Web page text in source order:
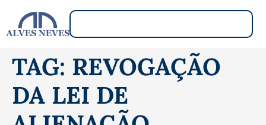
TAG: REVOGAÇÃO
DA LEI DE